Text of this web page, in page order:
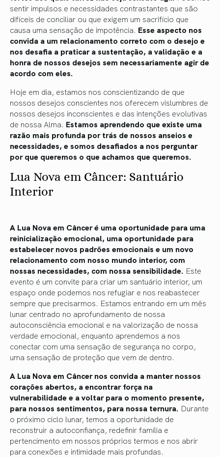
sentir impulsos e necessidades contrastantes que são
difíceis de conciliar ou que exigem um sacrifício que
causa uma sensação de impotência. Esse aspecto nos
convida a um relacionamento correto com o desejo e
nos desafia a praticar a sustentação, a validação e a
honra de nossos desejos sem necessariamente agir de
acordo com eles.
Hoje em dia, estamos nos conscientizando de que
nossos desejos conscientes nos oferecem vislumbres de
nossos desejos inconscientes e das intenções evolutivas
de nossa Alma. Estamos aprendendo que existe uma
razão mais profunda por trás de nossos anseios e
necessidades, e somos desafiados a nos perguntar
por que queremos o que achamos que queremos.
Lua ​​Nova em Câncer: Santuário
Interior
A Lua Nova em Câncer é uma oportunidade para uma
reinicialização emocional, uma oportunidade para
estabelecer novos padrões emocionais e um novo
relacionamento com nosso mundo interior, com
nossas necessidades, com nossa sensibilidade. Este
evento é um convite para criar um santuário interior, um
espaço onde podemos nos refugiar e nos reabastecer
sempre que precisarmos. Estamos entrando em um mês
lunar centrado no aprofundamento de nossa
autoconsciência emocional e na valorização de nossa
verdade emocional, enquanto aprendemos a nos
conectar com uma sensação de segurança no corpo,
uma sensação de proteção que vem de dentro.
A Lua Nova em Câncer nos convida a manter nossos
corações abertos, a encontrar força na
vulnerabilidade e a voltar para o momento presente,
para nossos sentimentos, para nossa ternura. Durante
o próximo ciclo lunar, temos a oportunidade de
reconstruir a autoconfiança, redefinir família e
pertencimento em nossos próprios termos e nos abrir
para conexões e intimidade mais profundas.